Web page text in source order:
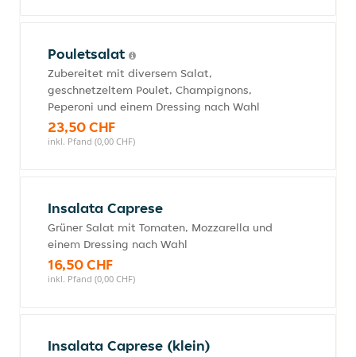
Pouletsalat
Zubereitet mit diversem Salat,
geschnetzeltem Poulet, Champignons,
Peperoni und einem Dressing nach Wahl
23,50 CHF
inkl. Pfand (0,00 CHF)
Insalata Caprese
Grüner Salat mit Tomaten, Mozzarella und
einem Dressing nach Wahl
16,50 CHF
inkl. Pfand (0,00 CHF)
Insalata Caprese (klein)